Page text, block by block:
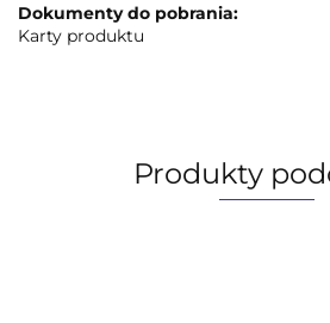
Dokumenty do pobrania:
Karty produktu
Produkty